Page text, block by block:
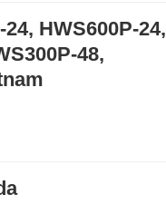
HWS600P-24,
48,